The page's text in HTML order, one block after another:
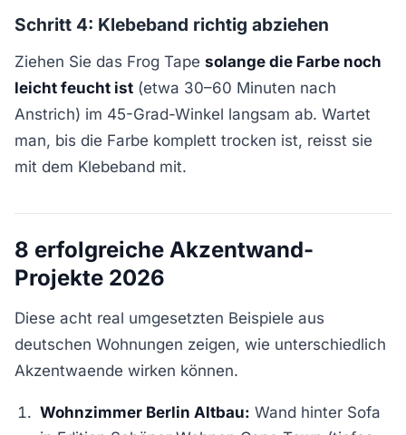
Schritt 4: Klebeband richtig abziehen
Ziehen Sie das Frog Tape solange die Farbe noch
leicht feucht ist (etwa 30–60 Minuten nach
Anstrich) im 45-Grad-Winkel langsam ab. Wartet
man, bis die Farbe komplett trocken ist, reisst sie
mit dem Klebeband mit.
8 erfolgreiche Akzentwand-
Projekte 2026
Diese acht real umgesetzten Beispiele aus
deutschen Wohnungen zeigen, wie unterschiedlich
Akzentwaende wirken können.
Wohnzimmer Berlin Altbau: Wand hinter Sofa